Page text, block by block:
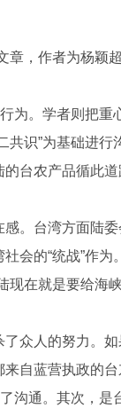
章，作者为杨颖
为。学者则把重
共识”为基础进行
台农产品循此
。台湾方面陆
会的“统战”作为。
现在就是要给海
众人的努力。
自蓝营执政的台
沟通。其次，是